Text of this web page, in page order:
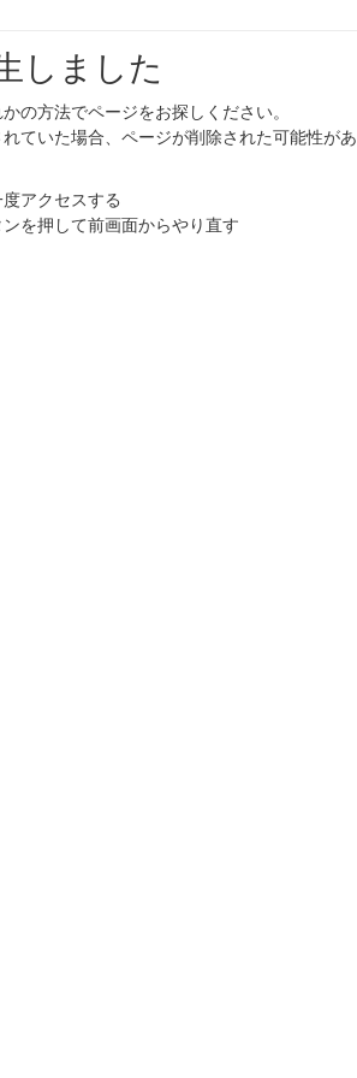
しました
の方法でページをお探しください。
ていた場合、ページが削除された可能性があ
アクセスする
を押して前画面からやり直す